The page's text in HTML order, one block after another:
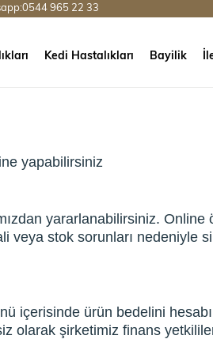
965 22 33
Kedi Hastalıkları Bayilik
yapabilirsiniz
yararlanabilirsiniz.
stok sorunları nedeniyle
içerisinde ürün bedelini
olarak şirketimiz finans